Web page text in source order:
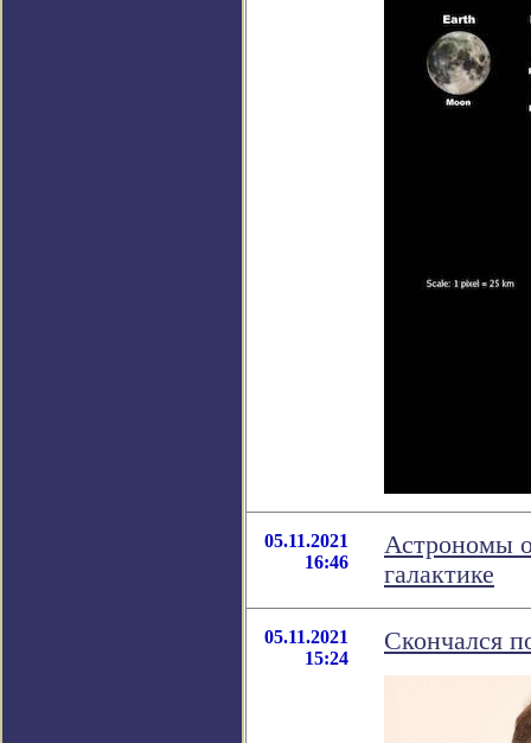
05.11.2021
16:46
Астрономы
галактике
05.11.2021
15:24
Скончался